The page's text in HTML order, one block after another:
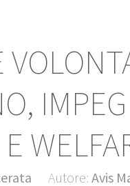
Autore: Avis